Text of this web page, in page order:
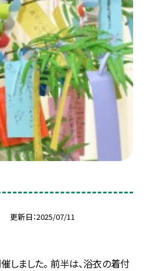
更新日 2025/07/11
しました。 前半は、浴衣の着付